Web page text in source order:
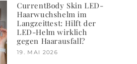
CurrentBody Skin LED-
Haarwuchshelm im
Langzeittest: Hilft der
LED-Helm wirklich
gegen Haarausfall?
19. MAI 2026